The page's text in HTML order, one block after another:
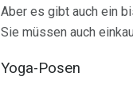
Aber es gibt auch ein
Sie müssen auch
Yoga-Posen